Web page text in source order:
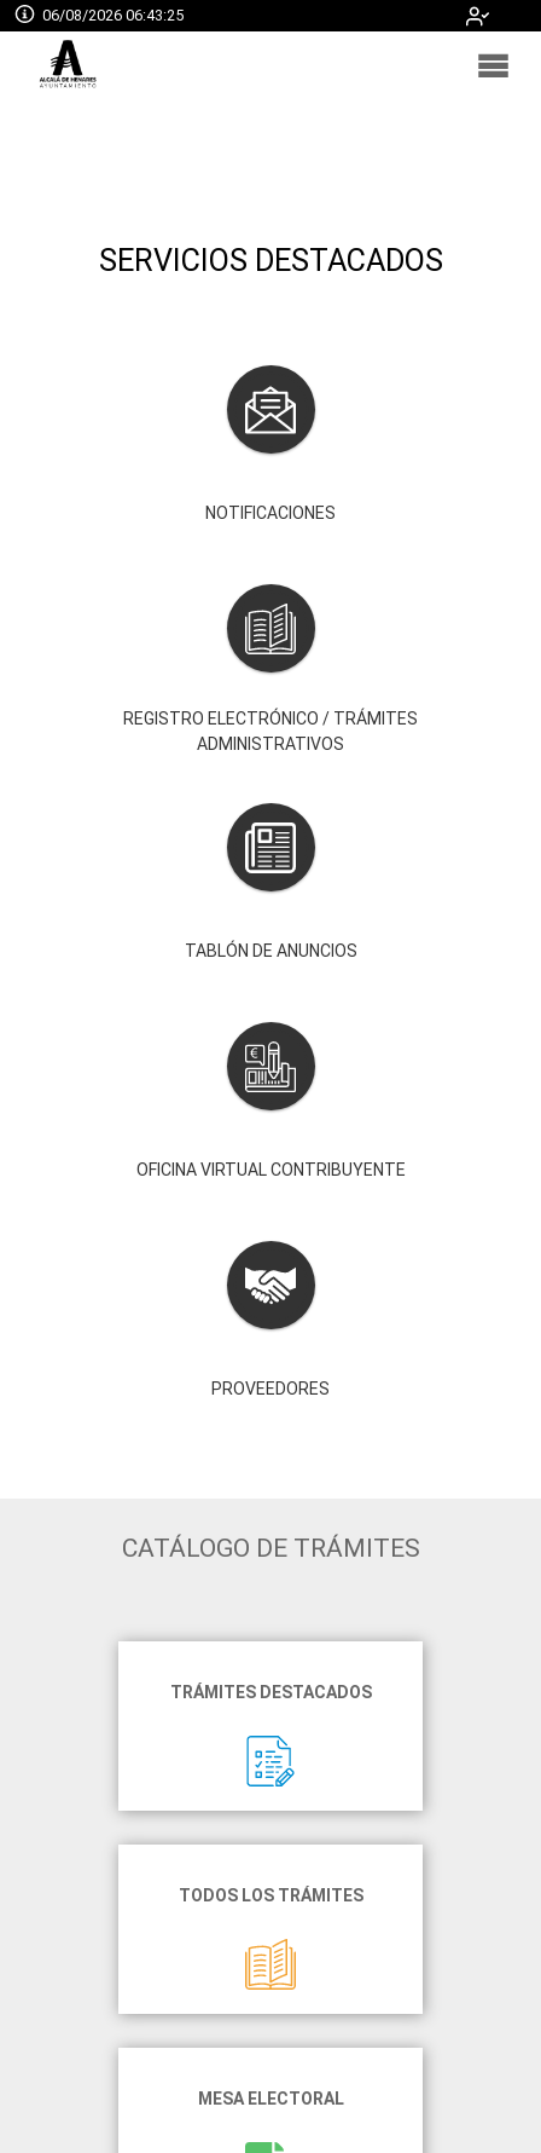
06/08/2026 06:43:25
SERVICIOS DESTACADOS
NOTIFICACIONES
REGISTRO ELECTRÓNICO / TRÁMITES
ADMINISTRATIVOS
TABLÓN DE ANUNCIOS
OFICINA VIRTUAL CONTRIBUYENTE
PROVEEDORES
CATÁLOGO DE TRÁMITES
TRÁMITES DESTACADOS
TODOS LOS TRÁMITES
MESA ELECTORAL